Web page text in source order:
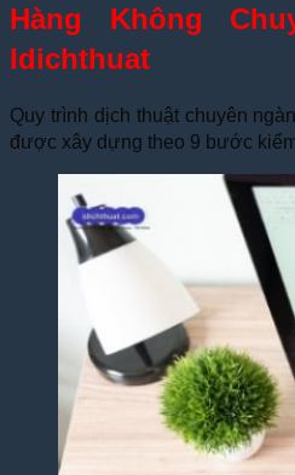
Hàng Không
Idichthuat
Quy trình dịch thuật chuyên
được xây dựng theo 9 bước